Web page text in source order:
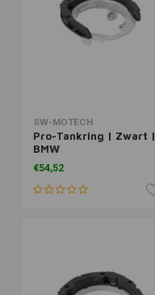
SW-MOTECH
Pro-Tankring | Zwart |
BMW
€54,52